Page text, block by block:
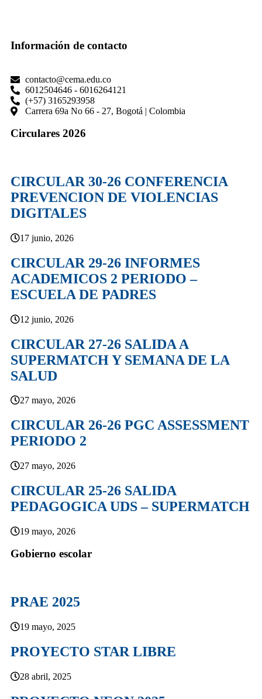
Información de contacto
contacto@cema.edu.co
6012504646 - 6016264121
(+57) 3165293958
Carrera 69a No 66 - 27, Bogotá | Colombia
Circulares 2026
CIRCULAR 30-26 CONFERENCIA
PREVENCION DE VIOLENCIAS
DIGITALES
17 junio, 2026
CIRCULAR 29-26 INFORMES
ACADEMICOS 2 PERIODO –
ESCUELA DE PADRES
12 junio, 2026
CIRCULAR 27-26 SALIDA A
SUPERMATCH Y SEMANA DE LA
SALUD
27 mayo, 2026
CIRCULAR 26-26 PGC ASSESSMENT
PERIODO 2
27 mayo, 2026
CIRCULAR 25-26 SALIDA
PEDAGOGICA UDS – SUPERMATCH
19 mayo, 2026
Gobierno escolar
PRAE 2025
19 mayo, 2025
PROYECTO STAR LIBRE
28 abril, 2025